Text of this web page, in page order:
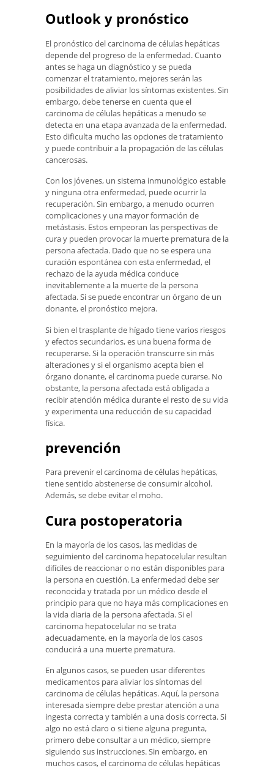
Outlook y pronóstico
El pronóstico del carcinoma de células hepáticas
depende del progreso de la enfermedad. Cuanto
antes se haga un diagnóstico y se pueda
comenzar el tratamiento, mejores serán las
posibilidades de aliviar los síntomas existentes. Sin
embargo, debe tenerse en cuenta que el
carcinoma de células hepáticas a menudo se
detecta en una etapa avanzada de la enfermedad.
Esto dificulta mucho las opciones de tratamiento
y puede contribuir a la propagación de las células
cancerosas.
Con los jóvenes, un sistema inmunológico estable
y ninguna otra enfermedad, puede ocurrir la
recuperación. Sin embargo, a menudo ocurren
complicaciones y una mayor formación de
metástasis. Estos empeoran las perspectivas de
cura y pueden provocar la muerte prematura de la
persona afectada. Dado que no se espera una
curación espontánea con esta enfermedad, el
rechazo de la ayuda médica conduce
inevitablemente a la muerte de la persona
afectada. Si se puede encontrar un órgano de un
donante, el pronóstico mejora.
Si bien el trasplante de hígado tiene varios riesgos
y efectos secundarios, es una buena forma de
recuperarse. Si la operación transcurre sin más
alteraciones y si el organismo acepta bien el
órgano donante, el carcinoma puede curarse. No
obstante, la persona afectada está obligada a
recibir atención médica durante el resto de su vida
y experimenta una reducción de su capacidad
física.
prevención
Para prevenir el carcinoma de células hepáticas,
tiene sentido abstenerse de consumir alcohol.
Además, se debe evitar el moho.
Cura postoperatoria
En la mayoría de los casos, las medidas de
seguimiento del carcinoma hepatocelular resultan
difíciles de reaccionar o no están disponibles para
la persona en cuestión. La enfermedad debe ser
reconocida y tratada por un médico desde el
principio para que no haya más complicaciones en
la vida diaria de la persona afectada. Si el
carcinoma hepatocelular no se trata
adecuadamente, en la mayoría de los casos
conducirá a una muerte prematura.
En algunos casos, se pueden usar diferentes
medicamentos para aliviar los síntomas del
carcinoma de células hepáticas. Aquí, la persona
interesada siempre debe prestar atención a una
ingesta correcta y también a una dosis correcta. Si
algo no está claro o si tiene alguna pregunta,
primero debe consultar a un médico, siempre
siguiendo sus instrucciones. Sin embargo, en
muchos casos, el carcinoma de células hepáticas